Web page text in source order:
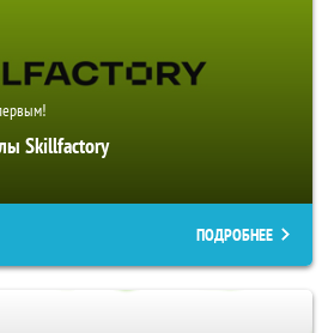
Skillfactory
ПОДРОБНЕЕ